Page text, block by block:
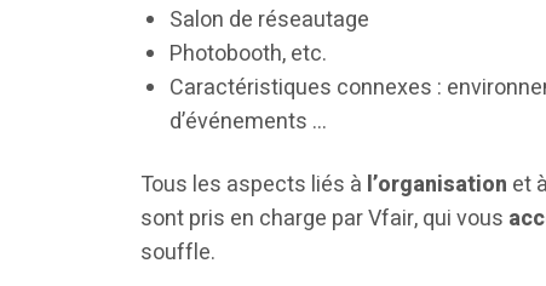
Salon de réseautage
Photobooth, etc.
Caractéristiques connexes :
d’événements …
Tous les aspects liés à l’organisation et
sont pris en charge par Vfair, qui vous
souffle.